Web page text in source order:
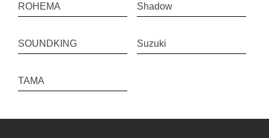
ROHEMA Shadow
SOUNDKING Suzuki
TAMA